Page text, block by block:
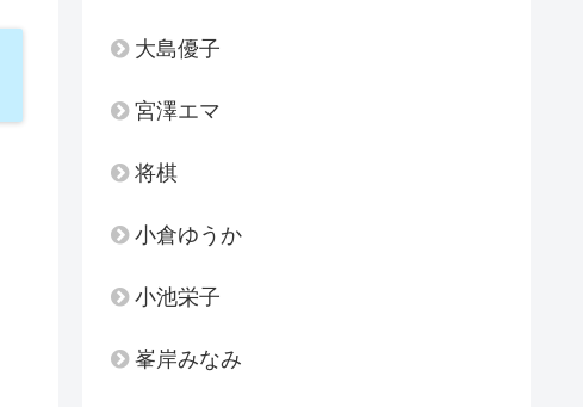
大島優子
宮澤エマ
将棋
小倉ゆうか
小池栄子
峯岸みなみ